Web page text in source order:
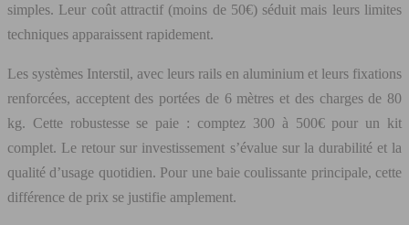
simples. Leur coût attractif (moins de 50€) séduit mais leurs limites
techniques apparaissent rapidement.
Les systèmes Interstil, avec leurs rails en aluminium et leurs fixations
renforcées, acceptent des portées de 6 mètres et des charges de 80
kg. Cette robustesse se paie : comptez 300 à 500€ pour un kit
complet. Le retour sur investissement s’évalue sur la durabilité et la
qualité d’usage quotidien. Pour une baie coulissante principale, cette
différence de prix se justifie amplement.